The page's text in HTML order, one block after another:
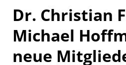
Dr. Christian
Michael
neue